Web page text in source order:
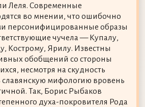
Леля. Современные
во мнении, что ошибочно
персонифицированные образы
чучела — Купалу,
Кострому, Ярилу. Известны
обобщений со стороны
несмотря на скудность
славянскую мифологию вровень
Так, Борис Рыбаков
духа-покровителя Рода